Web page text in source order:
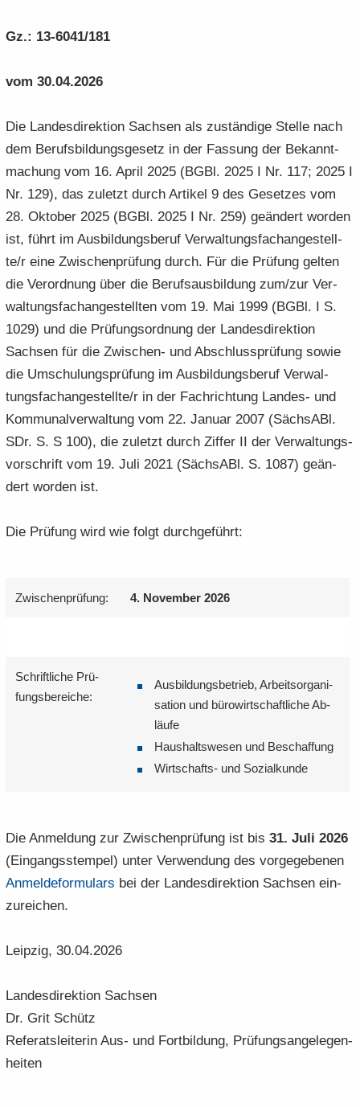
n
e
a
­
­
g
a
­
i
­
o
n
o
i
n
n
e
a
i
­
g
a
i
­
o
­
n
Gz.: 13-6041/181
vom 30.04.2026
Die Lan­des­di­rek­ti­on Sach­sen als zu­stän­di­ge Stel­le nach
dem Be­rufs­bil­dungs­ge­setz in der Fas­sung der Be­kannt­
ma­chung vom 16. April 2025 (BGBl. 2025 I Nr. 117; 2025 I
Nr. 129), das zu­letzt durch Ar­ti­kel 9 des Ge­set­zes vom
28. Ok­to­ber 2025 (BGBl. 2025 I Nr. 259) ge­än­dert wor­den
ist, führt im Aus­bil­dungs­be­ruf Ver­wal­tungs­fach­an­ge­stell­
te/r eine Zwi­schen­prü­fung durch. Für die Prü­fung gel­ten
die Ver­ord­nung über die Be­rufs­aus­bil­dung zum/zur Ver­
wal­tungs­fach­an­ge­stell­ten vom 19. Mai 1999 (BGBl. I S.
1029) und die Prü­fungs­ord­nung der Lan­des­di­rek­ti­on
Sach­sen für die Zwischen-​ und Ab­schluss­prü­fung sowie
die Um­schu­lungs­prü­fung im Aus­bil­dungs­be­ruf Ver­wal­
tungs­fach­an­ge­stell­te/r in der Fach­rich­tung Landes-​ und
Kom­mu­nal­ver­wal­tung vom 22. Ja­nu­ar 2007 (Sächs­ABl.
SDr. S. S 100), die zu­letzt durch Zif­fer II der Ver­wal­tungs­
vor­schrift vom 19. Juli 2021 (Sächs­ABl. S. 1087) ge­än­
dert wor­den ist.
Die Prü­fung wird wie folgt durch­ge­führt:
Zwi­schen­prü­fung: 4. No­vem­ber 2026
Schrift­li­che Prü­
fungs­be­rei­che:
Aus­bil­dungs­be­trieb, Ar­beits­or­ga­ni­
sa­ti­on und bü­ro­wirt­schaft­li­che Ab­
läu­fe
Haus­halts­we­sen und Be­schaf­fung
Wirtschafts-​ und So­zi­al­kun­de
Die An­mel­dung zur Zwi­schen­prü­fung ist bis 31. Juli 2026
(Ein­gangs­stem­pel) unter Ver­wen­dung des vor­ge­ge­be­nen
An­mel­de­for­mu­lars bei der Lan­des­di­rek­ti­on Sach­sen ein­
zu­rei­chen.
Leip­zig, 30.04.2026
Lan­des­di­rek­ti­on Sach­sen
Dr. Grit Schütz
Re­fe­rats­lei­te­rin Aus- und Fort­bil­dung, Prü­fungs­an­ge­le­gen­
hei­ten
m
­
o
n